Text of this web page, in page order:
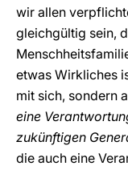
wir allen
gleichgültig sein,
etwas Wirkliches
mit sich, sondern
eine
zukünftigen
die auch eine